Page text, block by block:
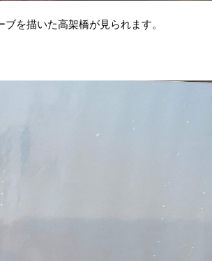
を描いた高架橋が見られます。